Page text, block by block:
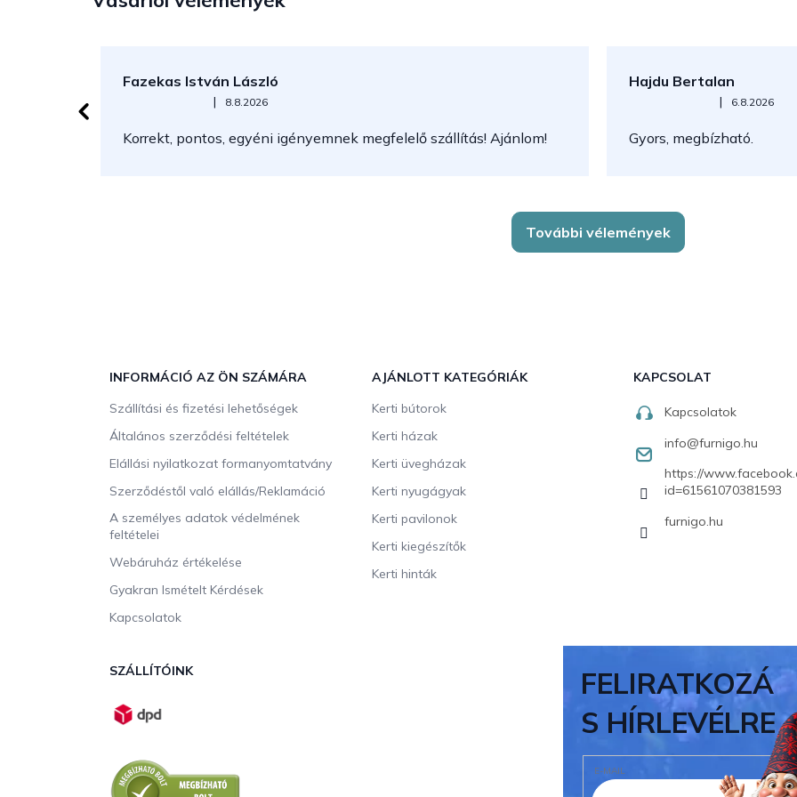
Fazekas István László
Az áruház értékelése 5-ből 5 csillag.
| 8.8.2026
Korrekt, pontos, egyéni igényemnek megfelelő szállítás! Ajánlom!
Hajdu Bertalan
Az áruház értékelése 5-ből
| 6.8.2026
Gyors, megbízható.
További vélemények
INFORMÁCIÓ AZ ÖN SZÁMÁRA
Szállítási és fizetési lehetőségek
Általános szerződési feltételek
Elállási nyilatkozat formanyomtatvány
Szerződéstől való elállás/Reklamáció
A személyes adatok védelmének
feltételei
Webáruház értékelése
Gyakran Ismételt Kérdések
Kapcsolatok
AJÁNLOTT KATEGÓRIÁK
Kerti bútorok
Kerti házak
Kerti üvegházak
Kerti nyugágyak
Kerti pavilonok
Kerti kiegészítők
Kerti hinták
KAPCSOLAT
Kapcsolatok
info@furnigo.hu
https://
id=61561070381593
furnigo.hu
SZÁLLÍTÓINK
FELIRATKOZÁ
S HÍRLEVÉLRE
E-MAIL